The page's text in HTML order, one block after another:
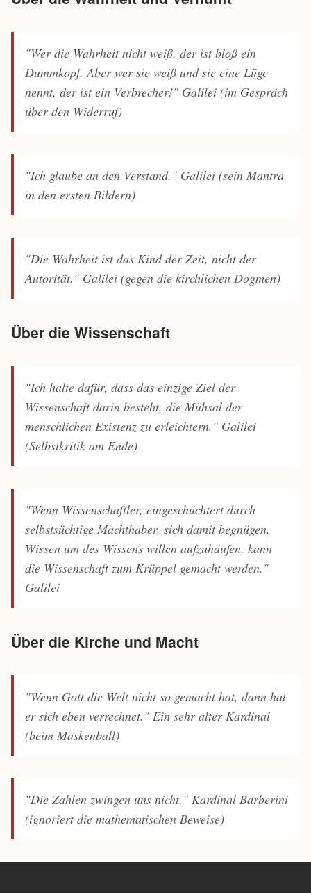
"Wer die Wahrheit nicht weiß, der ist bloß ein
Dummkopf. Aber wer sie weiß und sie eine Lüge
nennt, der ist ein Verbrecher!" Galilei (im Gespräch
über den Widerruf)
"Ich glaube an den Verstand." Galilei (sein Mantra
in den ersten Bildern)
"Die Wahrheit ist das Kind der Zeit, nicht der
Autorität." Galilei (gegen die kirchlichen Dogmen)
Über die Wissenschaft
"Ich halte dafür, dass das einzige Ziel der
Wissenschaft darin besteht, die Mühsal der
menschlichen Existenz zu erleichtern." Galilei
(Selbstkritik am Ende)
"Wenn Wissenschaftler, eingeschüchtert durch
selbstsüchtige Machthaber, sich damit begnügen,
Wissen um des Wissens willen aufzuhäufen, kann
die Wissenschaft zum Krüppel gemacht werden."
Galilei
Über die Kirche und Macht
"Wenn Gott die Welt nicht so gemacht hat, dann hat
er sich eben verrechnet." Ein sehr alter Kardinal
(beim Maskenball)
"Die Zahlen zwingen uns nicht." Kardinal Barberini
(ignoriert die mathematischen Beweise)